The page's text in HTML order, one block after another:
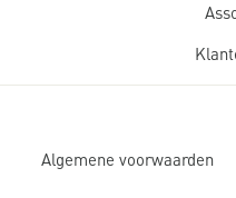
Algemene voorwaarden